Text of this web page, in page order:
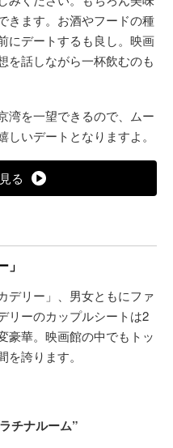
きます。お酒やフードの種
にデートするも良し。映画
を話しながら一杯飲むのも
湾を一望できるので、ムー
いデートとなりますよ。
る
デリー」、男女ともにファ
リーのカップルシートは2
豪華。映画館の中でもトッ
誇ります。
チナルーム”